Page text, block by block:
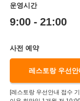
운영시간
9:00 - 21:00
사전 예약
레스토랑 우선안
[레스토랑 우선안내 접수